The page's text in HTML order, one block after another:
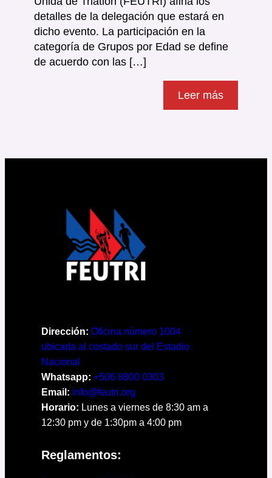
detalles de la delegación que estará en
dicho evento. La participación en la
categoría de Grupos por Edad se define
de acuerdo con las […]
Leer más
Dirección: Oficina número 1004
ubicada al costado sur del Estadio
Nacional
Whatsapp: +506 8800 0303
Email: info@feutri.org
Horario: Lunes a viernes de 8:30 am a
12:30 pm y de 1:30pm a 4:00 pm
Reglamentos: